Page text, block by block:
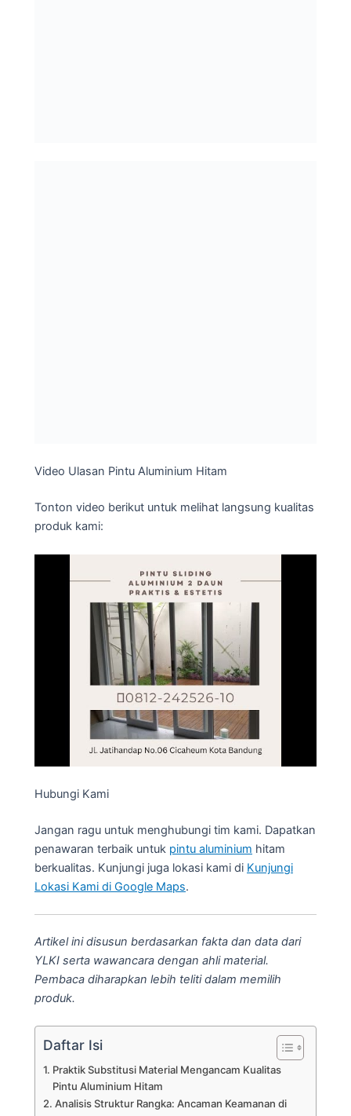
Video Ulasan Pintu Aluminium Hitam
Tonton video berikut untuk melihat langsung kualitas
produk kami:
Hubungi Kami
Jangan ragu untuk menghubungi tim kami. Dapatkan
penawaran terbaik untuk pintu aluminium hitam
berkualitas. Kunjungi juga lokasi kami di Kunjungi
Lokasi Kami di Google Maps.
Artikel ini disusun berdasarkan fakta dan data dari
YLKI serta wawancara dengan ahli material.
Pembaca diharapkan lebih teliti dalam memilih
produk.
Daftar Isi
Praktik Substitusi Material Mengancam Kualitas
Pintu Aluminium Hitam
Analisis Struktur Rangka: Ancaman Keamanan di